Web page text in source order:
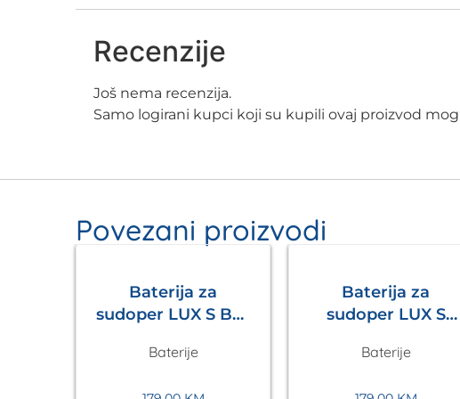
Recenzije
Još nema recenzija.
Samo logirani kupci koji su kupili ovaj proizvod
Povezani proizvodi
Baterija za
sudoper LUX S Bež
Baterije
Baterija za
sudoper LUX S
Metalac
Baterije